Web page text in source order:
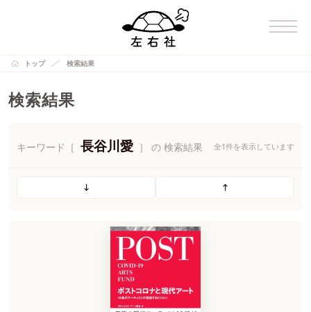
トップ 検索結果
検索結果
キーワード［ 長谷川愛 ］ の 検索結果 全1件を表示しています